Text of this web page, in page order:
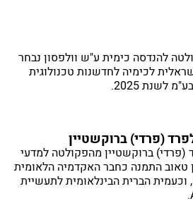
להנדסה כימית ע"ש וולפסון נבחר
לכימיה לחדשנות טכנולוגית
2025.
(פרדי) ברוקשטיין
(פרדי) ברוקשטיין מהפקולטה למדעי
טאוב התמנה כחבר האקדמיה הלאומית
לבינה מלאכותית – NAAI, וכעמית הברית הבינלאומית לתעשיית